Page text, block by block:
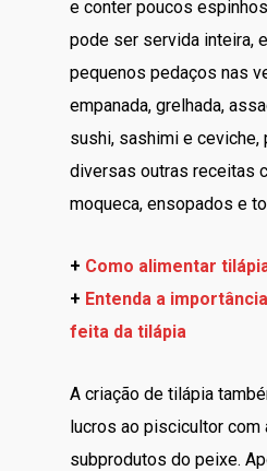
e conter poucos
pode ser servida inteira,
pequenos pedaços nas
empanada, grelhada,
sushi, sashimi e
diversas outras receitas
moqueca, ensopados e
+ Como alimentar
+ Entenda a
feita da tilápia
A criação de tilápia
lucros ao piscicultor com
subprodutos do peixe.